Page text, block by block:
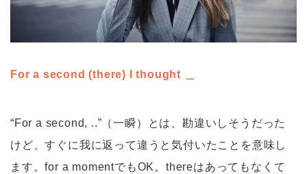
For a second (there) I thought ＿
“For a second, ..”（一瞬）とは、勘違いしそうだった
けど、すぐに我に返って違うと気付いたことを意味し
ます。for a momentでもOK。thereはあってもなくて